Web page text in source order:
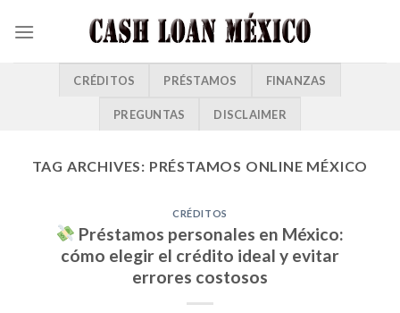
CRÉDITOS PRÉSTAMOS FINANZAS
PREGUNTAS DISCLAIMER
TAG ARCHIVES: PRÉSTAMOS ONLINE MÉXICO
CRÉDITOS
Préstamos personales en México:
cómo elegir el crédito ideal y evitar
errores costosos